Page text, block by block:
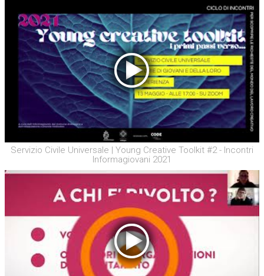
Servizio Civile Universale | Young Creative Toolkit #2 - Incontri
Informagiovani 2021